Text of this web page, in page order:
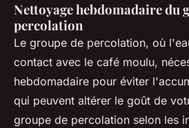
Nettoyage hebdomadaire du
percolation
Le groupe de percolation, où
contact avec le café moulu,
hebdomadaire pour éviter
qui peuvent altérer le goût de
groupe de percolation selon les